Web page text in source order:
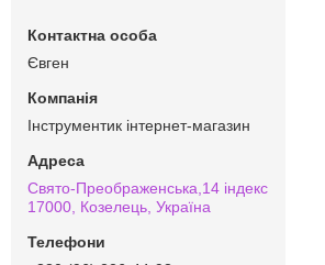
Євген
Інструментик інтернет-магазин
Свято-Преображенська,14 індекс
17000, Козелець, Україна